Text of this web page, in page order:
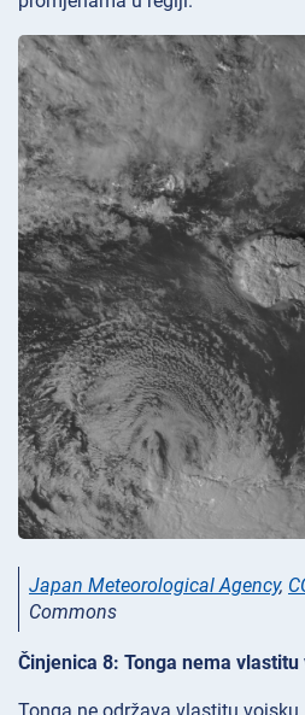
Japan Meteorological Agency,
Commons
Činjenica 8: Tonga nema vlastitu
Tonga ne održava vlastitu